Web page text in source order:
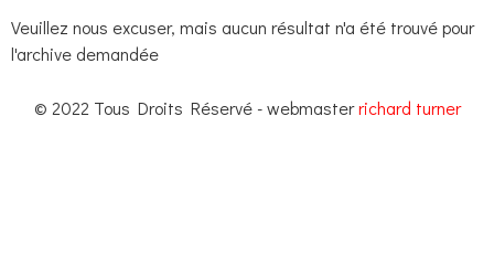
Veuillez nous excuser, mais aucun résultat n'a été trouvé pour
l'archive demandée
© 2022 Tous Droits Réservé - webmasterrichard turner